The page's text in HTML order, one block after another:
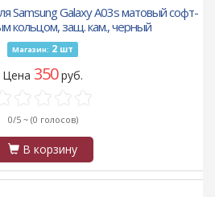
Samsung Galaxy A03s матовый софт-
кольцом, защ. кам., черный
Магазин: 2 шт
Цена 350руб.
0/5 ~ (0 голосов)
В корзину